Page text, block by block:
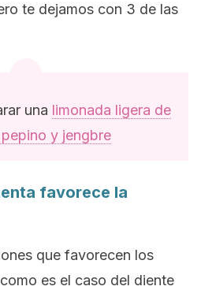
te dejamos con 3 de las
una limonada ligera de
y jengbre
favorece la
que favorecen los
es el caso del diente